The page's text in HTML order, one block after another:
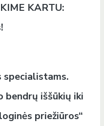
KARTU:
specialistams.
bendrų iššūkių iki
priežiūros“